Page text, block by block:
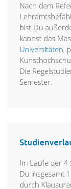
Nach dem
bist Du
kannst das
Universitäten,
Die
Semester.
Im Laufe der 4
Du insgesamt
durch